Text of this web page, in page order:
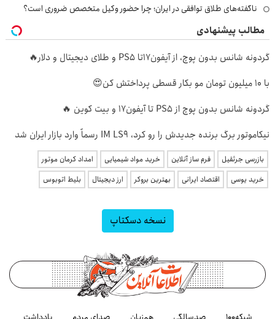
ناگفته‌های طلاق توافقی در ایران؛ چرا حضور وکیل متخصص ضروری است؟
مطالب پیشنهادی
گردونه شانس بدون پوچ، از آیفون17تا PS5 و طلای دیجیتال و دلار🔥
با 10 میلیون تومان مو بکار قسطی پرداختش کن😍
گردونه شانس بدون پوچ از PS5 تا آیفون17 و بیت کوین 🔥
نیکاموتور برگ برنده جدیدش را رو کرد، IM LS9 رسماً وارد بازار ایران شد
بازرسی جرثقیل فرم ساز آنلاین خرید مواد شیمیایی
امداد کرمان موتور
خرید یوسی
اقتصاد ایرانی بهترین بروکر ارز دیجیتال بلیط اتوبوس
نسخه دسکتاپ